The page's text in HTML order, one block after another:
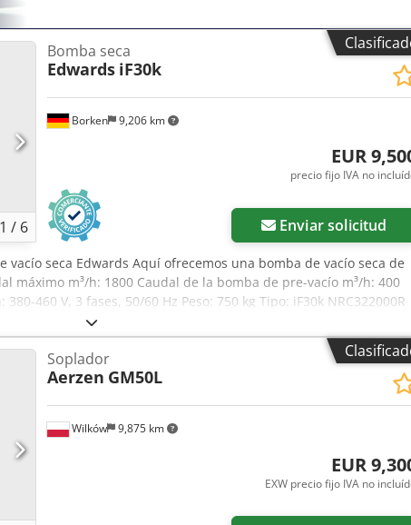
con mantenimiento regular, que opera en un entorno de
solo la bomba, sin el medidor de flujo electromagnético,
haber sido traducida automáticamente. Para obtener más
nosotros. La información contenida en este anuncio es meramente
los detalles con el vendedor antes de realizar la compra.
1 / 6
Borken 9,206 km
Bomba seca
Edwards iF30k
EUR
precio fijo IVA no
Enviar solicitud
vacío seca Edwards Aquí ofrecemos una bomba de vacío seca de
máximo m³/h: 1800 Caudal de la bomba de pre-vacío m³/h: 400
460 V, 3 fases, 50/60 Hz Peso: 750 kg Tipo: iF30k NRC322000R
a realizar modificaciones y correcciones en los datos técnicos.)
de responderlas por teléfono.
Wilków 9,875 km
Soplador
Aerzen GM50L
EUR
EXW precio fijo IVA no